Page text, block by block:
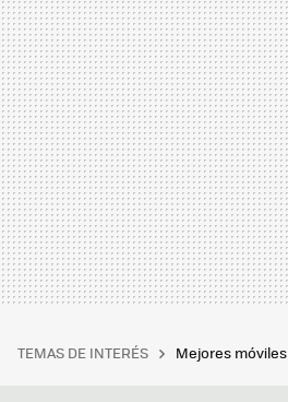
TEMAS DE INTERÉS Mejores móviles